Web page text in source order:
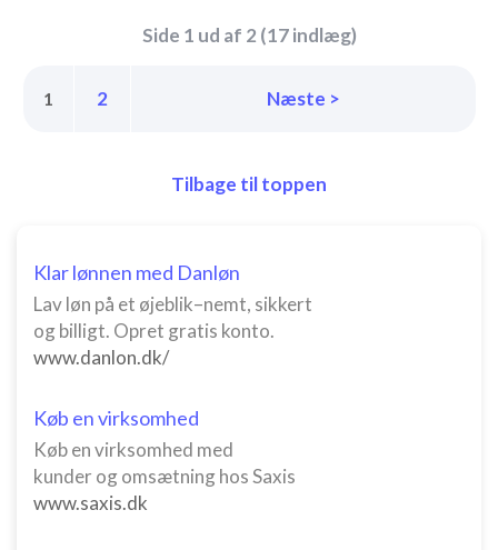
Side 1 ud af 2 (17 indlæg)
1 2 Næste >
Tilbage til toppen
Klar lønnen med Danløn
Lav løn på et øjeblik–nemt, sikkert
og billigt. Opret gratis konto.
www.danlon.dk/
Køb en virksomhed
Køb en virksomhed med
kunder og omsætning hos Saxis
www.saxis.dk